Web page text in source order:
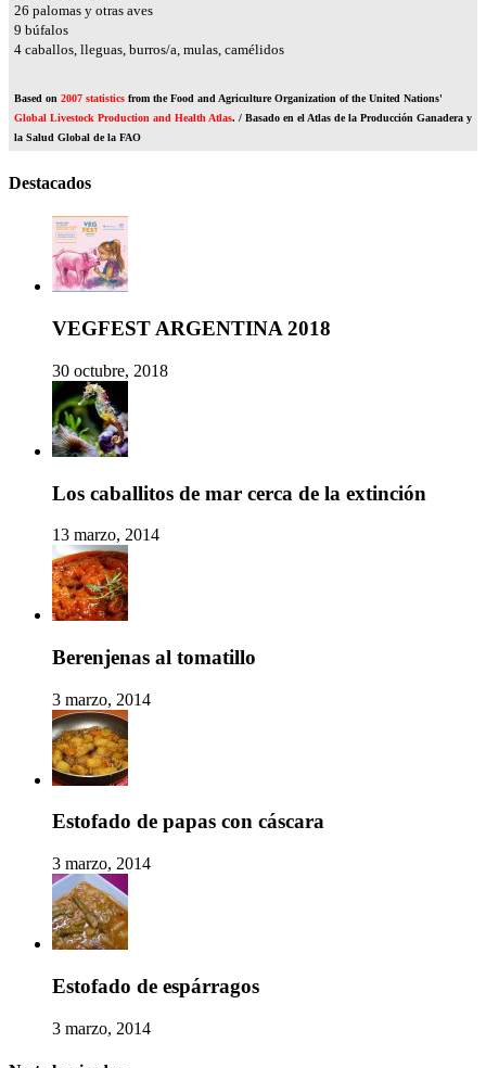
30 palomas y otras aves
11búfalos
4 caballos, lleguas, burros/a, mulas, camélidos
Based on 2007 statistics from the Food and Agriculture Organization of the United Nations'
Global Livestock Production and Health Atlas. / Basado en el Atlas de la Producción Ganadera y
la Salud Global de la FAO
Destacados
VEGFEST ARGENTINA 2018
30 octubre, 2018
Los caballitos de mar cerca de la extinción
13 marzo, 2014
Berenjenas al tomatillo
3 marzo, 2014
Estofado de papas con cáscara
3 marzo, 2014
Estofado de espárragos
3 marzo, 2014